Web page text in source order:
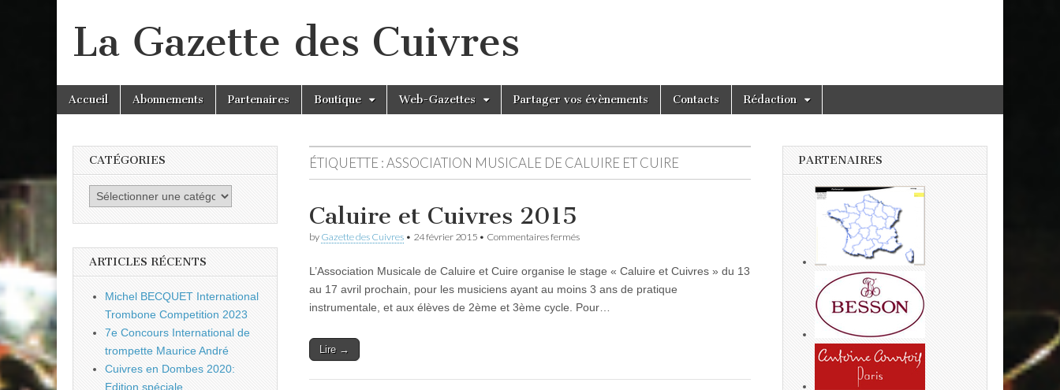
La Gazette des Cuivres
Main
menu
Skip
Accueil Abonnements Partenaires Boutique Web-Gazettes Partager vos évènements Contacts Rédaction
ÉTIQUETTE :ASSOCIATION MUSICALE DE CALUIRE ET CUIRE
Caluire et Cuivres 2015
by Gazette des Cuivres • 24 février 2015 • Commentaires ferméssur
Cuivres
2015
L’Association Musicale de Caluire et Cuire organise le stage « Caluire et Cuivres » du 13
au 17 avril prochain, pour les musiciens ayant au moins 3 ans de pratique
instrumentale, et aux élèves de 2ème et 3ème cycle. Pour…
Lire →
CATÉGORIES
Catégories
ARTICLES RÉCENTS
Michel BECQUET International
Trombone Competition 2023
7e Concours International de
trompette Maurice André
Cuivres en Dombes 2020:
Edition spéciale
PARTENAIRES